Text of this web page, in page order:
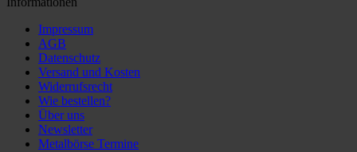
Impressum
AGB
Datenschutz
Versand und Kosten
Widerrufsrecht
Wie bestellen?
Über uns
Newsletter
Metalbörse Termine